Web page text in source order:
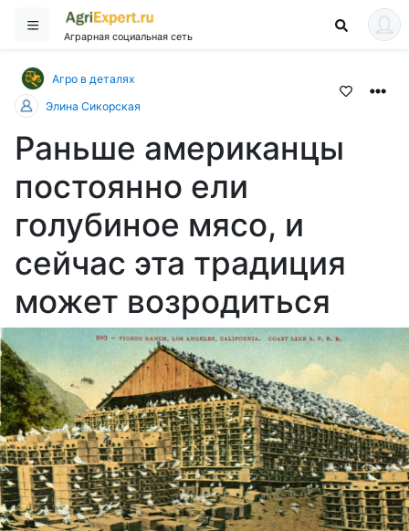
Аграрная социальная сеть
Агро в деталях
Элина Сикорская
Раньше американцы
постоянно ели
голубиное мясо, и
сейчас эта традиция
может возродиться